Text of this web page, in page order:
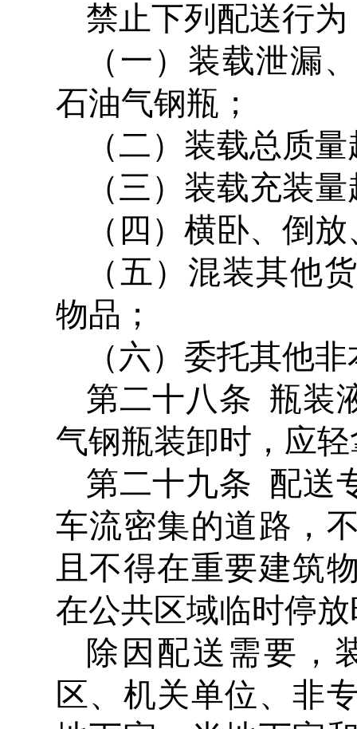
禁止下列配送行为
（一）装载泄漏
石油气钢瓶；
（二）装载总质
（三）装载充装
（四）横卧、倒
（五）混装其他
物品；
（六）委托其他
第二十八条 瓶装
气钢瓶装卸时，应
第二十九条 配送
车流密集的道路，
且不得在重要建筑
在公共区域临时停
除因配送需要，
区、机关单位、非